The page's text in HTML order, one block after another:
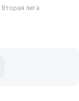
Вторая лига